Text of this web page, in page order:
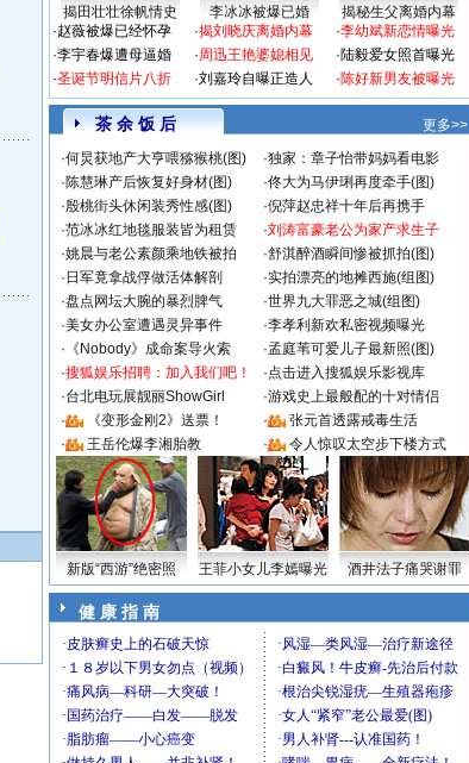
揭田壮壮徐帆情史 李冰冰被爆已婚
揭秘生父离婚内幕
·赵薇被爆已经怀孕
·李宇春爆遭母逼婚
·圣诞节明信片八折
·揭刘晓庆离婚内幕
·周迅王艳婆媳相见
·刘嘉玲自曝正造人
·李幼斌新恋情曝光
·陆毅爱女照首曝光
·陈好新男友被曝光
茶 余 饭 后
更多>>
·何炅获地产大亨喂猕猴桃(图) ·独家：章子怡带妈妈看电影
·陈慧琳产后恢复好身材(图) ·佟大为马伊琍再度牵手(图)
·殷桃街头休闲装秀性感(图) ·倪萍赵忠祥十年后再携手
·范冰冰红地毯服装皆为租赁 ·刘涛富豪老公为家产求生子
·姚晨与老公素颜乘地铁被拍 ·舒淇醉酒瞬间惨被抓拍(图)
· 日军竟拿战俘做活体解剖 ·实拍漂亮的地摊西施(组图)
·盘点网坛大腕的暴烈脾气 ·世界九大罪恶之城(组图)
·美女办公室遭遇灵异事件 ·李孝利新欢私密视频曝光
· 《Nobody》成命案导火索 ·孟庭苇可爱儿子最新照(图)
·搜狐娱乐招聘：加入我们吧！ ·点击进入搜狐娱乐影视库
·台北电玩展靓丽ShowGirl ·游戏史上最般配的十对情侣
·
《变形金刚2》送票！ ·
张元首透露戒毒生活
·
王岳伦爆李湘胎教 · 令人惊叹太空步下楼方式
新版“西游”绝密照 王菲小女儿李嫣曝光 酒井法子痛哭谢罪
健 康 指 南